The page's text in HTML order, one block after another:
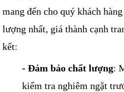
mang đến cho quý khách
lượng nhất, giá thành cạnh
kết:
- Đảm bảo chất lượng:
kiểm tra nghiêm ngặt